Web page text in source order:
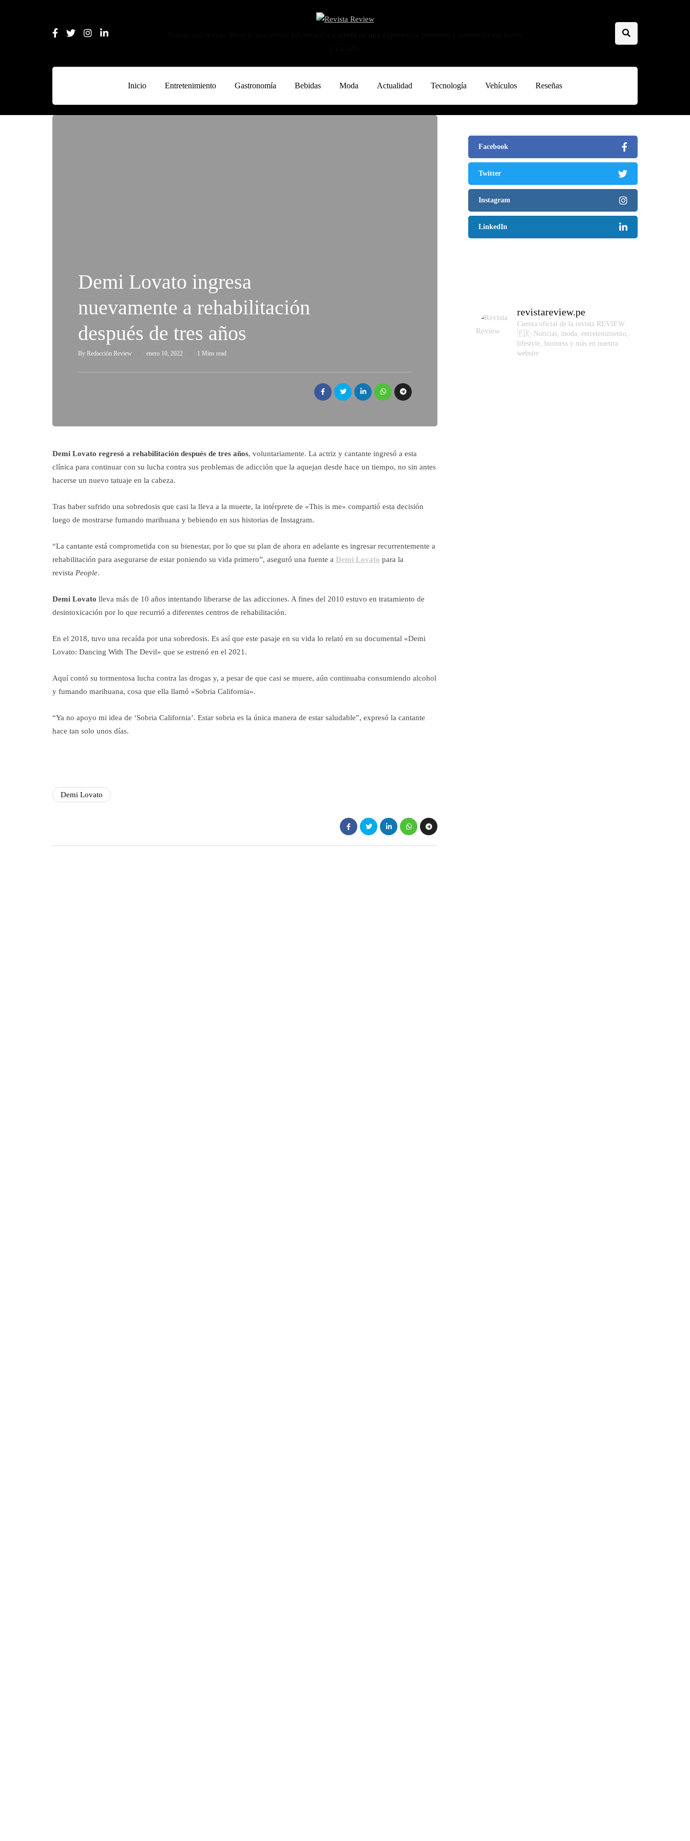
Inicio Entretenimiento Gastronomía Bebidas Moda Actualidad Tecnología Vehículos Reseñas
Demi Lovato ingresa
nuevamente a rehabilitación
después de tres años
By Redacción Review enero 10, 2022 1 Mins read
Demi Lovato regresó a rehabilitación después de tres años, voluntariamente. La actriz y cantante ingresó a esta
clínica para continuar con su lucha contra sus problemas de adicción que la aquejan desde hace un tiempo, no sin antes
hacerse un nuevo tatuaje en la cabeza.
Tras haber sufrido una sobredosis que casi la lleva a la muerte, la intérprete de «This is me» compartió esta decisión
luego de mostrarse fumando marihuana y bebiendo en sus historias de Instagram.
“La cantante está comprometida con su bienestar, por lo que su plan de ahora en adelante es ingresar recurrentemente a
rehabilitación para asegurarse de estar poniendo su vida primero”, aseguró una fuente a Demi Lovato para la
revista People.
Demi Lovato lleva más de 10 años intentando liberarse de las adicciones. A fines del 2010 estuvo en tratamiento de
desintoxicación por lo que recurrió a diferentes centros de rehabilitación.
En el 2018, tuvo una recaída por una sobredosis. Es así que este pasaje en su vida lo relató en su documental «Demi
Lovato: Dancing With The Devil» que se estrenó en el 2021.
Aquí contó su tormentosa lucha contra las drogas y, a pesar de que casi se muere, aún continuaba consumiendo alcohol
y fumando marihuana, cosa que ella llamó «Sobria California».
“Ya no apoyo mi idea de ‘Sobria California’. Estar sobria es la única manera de estar saludable”, expresó la cantante
hace tan solo unos días.
Demi Lovato
Facebook
Twitter
Instagram
LinkedIn
revistareview.pe
Cuenta oficial de la revista REVIEW
🇵🇪 Noticias, moda, entretenimiento,
lifestyle, business y más en nuestra
website.